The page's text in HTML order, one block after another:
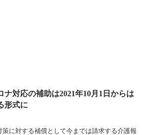
対応の補助は2021年10月1日からは
形式に
に対する補償として今までは請求する介護報